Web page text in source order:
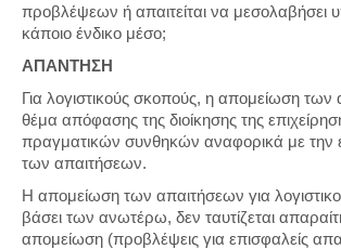
προβλέψεων ή απαιτείται να μεσολαβήσει
κάποιο ένδικο μέσο;
ΑΠΑΝΤΗΣΗ
Για λογιστικούς σκοπούς, η απομείωση των
θέμα απόφασης της διοίκησης της
πραγματικών συνθηκών αναφορικά με την
των απαιτήσεων.
Η απομείωση των απαιτήσεων για
βάσει των ανωτέρω, δεν ταυτίζεται
απομείωση (προβλέψεις για επισφαλείς